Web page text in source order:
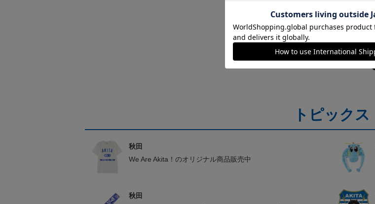
トピックス
秋田
We Are Akita！のオリジナル商品販売中
秋田